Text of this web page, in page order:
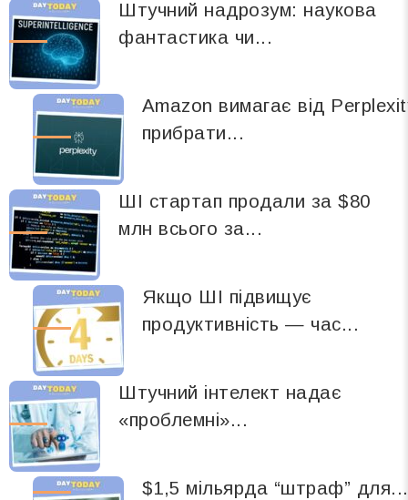
Штучний надрозум: наукова
фантастика чи...
Amazon вимагає від
прибрати...
ШІ стартап продали за $80
млн всього за...
Якщо ШІ підвищує
продуктивність — час...
Штучний інтелект надає
«проблемні»...
$1,5 мільярда “штраф”